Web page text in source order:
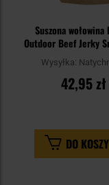
Suszona wołowina
Outdoor Beef Jerky
50 g - 2 szt.
Wysyłka:
42,95 zł
DO